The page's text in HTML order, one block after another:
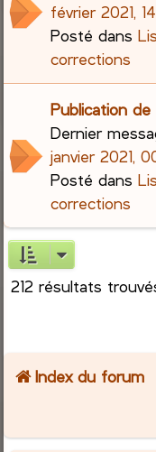
février 2021,
Posté dans
corrections
Publication de
Dernier
janvier 2021,
Posté dans
corrections
212 résultats
Index du forum